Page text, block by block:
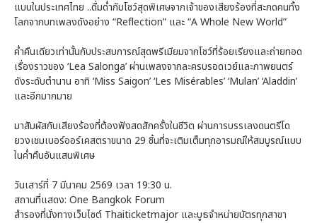
แบบในประเทศไทย ..ดื่มด่ำกับโชว์สุดพิเศษจากเจ้าของเสียงร้องที่สะกดคนทั้ง
โลกจากบทเพลงดังอย่าง “Reflection” และ “A Whole New World”
ค่ำคืนเดียวเท่านั้นกับประสบการณ์สุดพรีเมียมจากโชว์ที่ร้อยเรียงและถ่ายทอด
เรื่องราวของ ‘Lea Salonga’ ผ่านเพลงจากละครบรอดเวย์และภาพยนตร์
ดังระดับตำนาน อาทิ ‘Miss Saigon’ ‘Les Misérables’ ‘Mulan’ ‘Aladdin’
และอีกมากมาย
มาสัมผัสกับเสียงร้องที่ต้องฟังสดสักครั้งในชีวิต ผ่านการบรรเลงดนตรีโด
ยวงเชมเบอร์ออร์เคสตราขนาด 29 ชิ้นที่จะเติมเต็มทุกอารมณ์ให้สมบูรณ์แบบ
ในค่ำคืนอันแสนพิเศษ
วันเสาร์ที่ 7 มีนาคม 2569 เวลา 19:30 น.
สถานที่แสดง: One Bangkok Forum
สำรองที่นั่งทางเว็บไซต์ Thaiticketmajor และบูธจำหน่ายบัตรทุกสาขา